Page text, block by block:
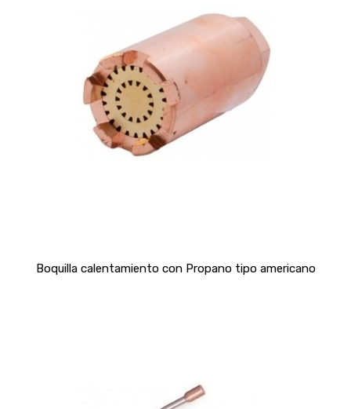
Boquilla calentamiento con Propano tipo americano